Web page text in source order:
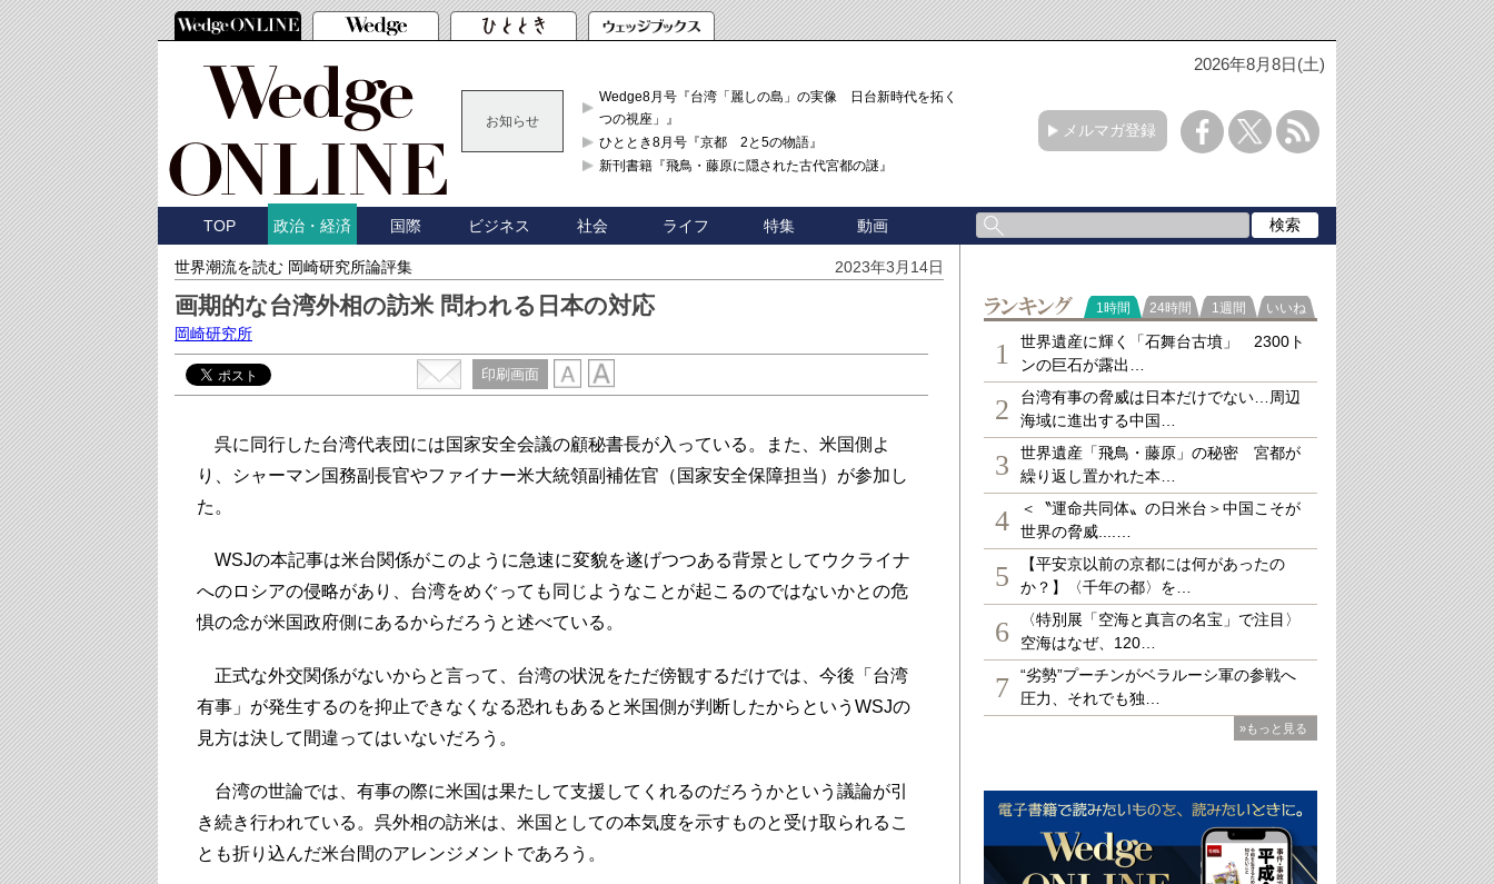
2026年8月8日(土)
お知らせ
Wedge8月号『台湾「麗しの島」の実像 日台新時代を拓く「3
つの視座」』
ひととき8月号『京都 2と5の物語』
新刊書籍『飛鳥・藤原に隠された古代宮都の謎』
メルマガ登録
TOP 政治・経済 国際 ビジネス 社会 ライフ 特集 動画
世界潮流を読む 岡崎研究所論評集 2023年3月14日
画期的な台湾外相の訪米 問われる日本の対応
岡崎研究所
印刷画面
呉に同行した台湾代表団には国家安全会議の顧秘書長が入っている。また、米国側よ
り、シャーマン国務副長官やファイナー米大統領副補佐官（国家安全保障担当）が参加し
た。
WSJの本記事は米台関係がこのように急速に変貌を遂げつつある背景としてウクライナ
へのロシアの侵略があり、台湾をめぐっても同じようなことが起こるのではないかとの危
惧の念が米国政府側にあるからだろうと述べている。
正式な外交関係がないからと言って、台湾の状況をただ傍観するだけでは、今後「台湾
有事」が発生するのを抑止できなくなる恐れもあると米国側が判断したからというWSJの
見方は決して間違ってはいないだろう。
台湾の世論では、有事の際に米国は果たして支援してくれるのだろうかという議論が引
き続き行われている。呉外相の訪米は、米国としての本気度を示すものと受け取られるこ
とも折り込んだ米台間のアレンジメントであろう。
ランキング
1時間 24時間 1週間 いいね
1
世界遺産に輝く「石舞台古墳」 2300ト
ンの巨石が露出…
2
台湾有事の脅威は日本だけでない…周辺
海域に進出する中国…
3
世界遺産「飛鳥・藤原」の秘密 宮都が
繰り返し置かれた本…
4
＜〝運命共同体〟の日米台＞中国こそが
世界の脅威....…
5
【平安京以前の京都には何があったの
か？】〈千年の都〉を…
6
〈特別展「空海と真言の名宝」で注目〉
空海はなぜ、120…
7
“劣勢”プーチンがベラルーシ軍の参戦へ
圧力、それでも独…
»もっと見る